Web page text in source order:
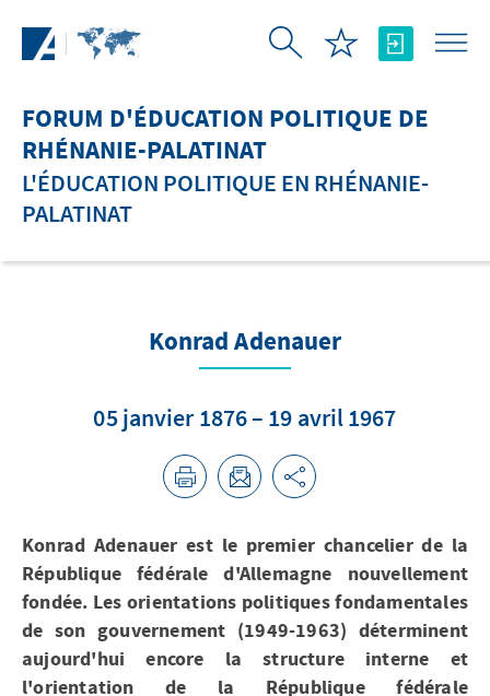
FORUM D'ÉDUCATION POLITIQUE DE
RHÉNANIE-PALATINAT
L'ÉDUCATION POLITIQUE EN RHÉNANIE-
PALATINAT
Konrad Adenauer
05 janvier 1876 – 19 avril 1967
Konrad Adenauer est le premier chancelier de la
République fédérale d'Allemagne nouvellement
fondée. Les orientations politiques fondamentales
de son gouvernement (1949-1963) déterminent
aujourd'hui encore la structure interne et
l'orientation de la République fédérale